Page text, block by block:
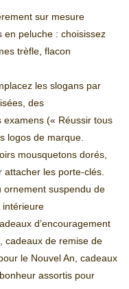
sur mesure
en peluche : choisissez
trèfle, flacon
les slogans par
des
(« Réussir tous
logos de marque.
mousquetons dorés,
attacher les porte-clés.
ornement suspendu de
intérieure
d’encouragement
cadeaux de remise de
le Nouvel An, cadeaux
assortis pour